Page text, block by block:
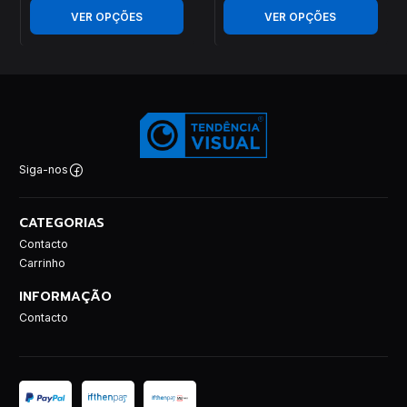
VER OPÇÕES VER OPÇÕES
Siga-nos
CATEGORIAS
Contacto
Carrinho
INFORMAÇÃO
Contacto